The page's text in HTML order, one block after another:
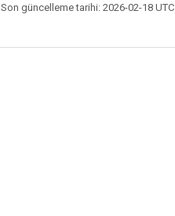
Son güncelleme tarihi: 2026-02-18 UTC.